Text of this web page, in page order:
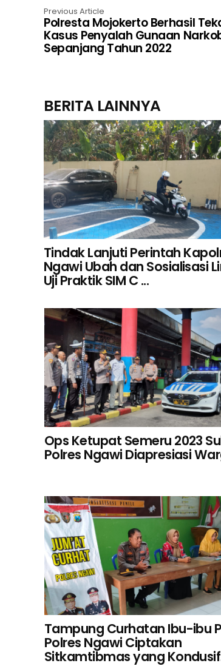
Previous Article
Polresta Mojokerto Berhasil
Kasus Penyalah Gunaan
Sepanjang Tahun 2022
BERITA LAINNYA
Tindak Lanjuti Perintah
Ngawi Ubah dan Sosialisasi
Uji Praktik SIM C ...
Ops Ketupat Semeru 2023
Polres Ngawi Diapresiasi
Tampung Curhatan Ibu-ibu
Polres Ngawi Ciptakan
Sitkamtibmas yang